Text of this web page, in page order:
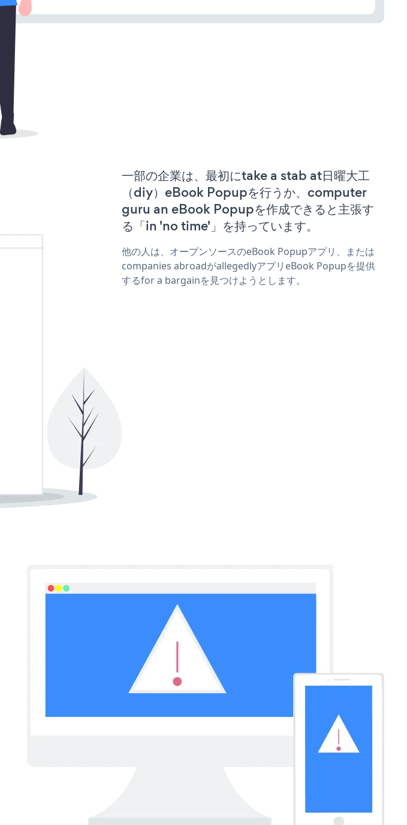
一部の企業は、最初にtake a stab at日曜大工
（diy）eBook Popupを行うか、computer
guru an eBook Popupを作成できると主張す
る「in 'no time'」を持っています。
他の人は、オープンソースのeBook Popupアプリ、または
companies abroadがallegedlyアプリeBook Popupを提供
するfor a bargainを見つけようとします。